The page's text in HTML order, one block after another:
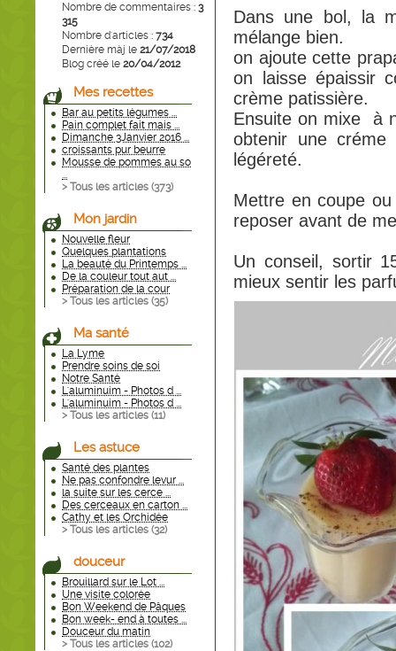
Nombre de commentaires : 3
315
Nombre d'articles : 734
Dernière màj le 21/07/2018
Blog créé le 20/04/2012
Mes recettes
Bar au petits légumes ...
Pain complet fait mais ...
Dimanche 3Janvier 2016 ...
croissants pur beurre
Mousse de pommes au so
...
> Tous les articles (373)
Mon jardin
Nouvelle fleur
Quelques plantations
La beauté du Printemps ...
De la couleur tout aut ...
Préparation de la cour
> Tous les articles (35)
Ma santé
La Lyme
Prendre soins de soi
Notre Santé
L'aluminuim - Photos d ...
L'aluminuim - Photos d ...
> Tous les articles (11)
Les astuce
Santé des plantes
Ne pas confondre levur ...
la suite sur les cerce ...
Des cerceaux en carton ...
Cathy et les Orchidée
> Tous les articles (32)
douceur
Brouillard sur le Lot ...
Une visite colorée
Bon Weekend de Pâques
Bon week- end à toutes ...
Douceur du matin
> Tous les articles (102)
Dans une bol, la
mélange bien.
on ajoute cette
on laisse épaissir
crème patissière.
Ensuite on mixe à
obtenir une
légéreté.
Mettre en coupe
reposer avant de
Un conseil, sortir
mieux sentir les